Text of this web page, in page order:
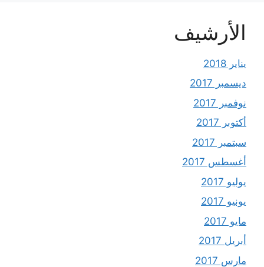
الأرشيف
يناير 2018
ديسمبر 2017
نوفمبر 2017
أكتوبر 2017
سبتمبر 2017
أغسطس 2017
يوليو 2017
يونيو 2017
مايو 2017
أبريل 2017
مارس 2017